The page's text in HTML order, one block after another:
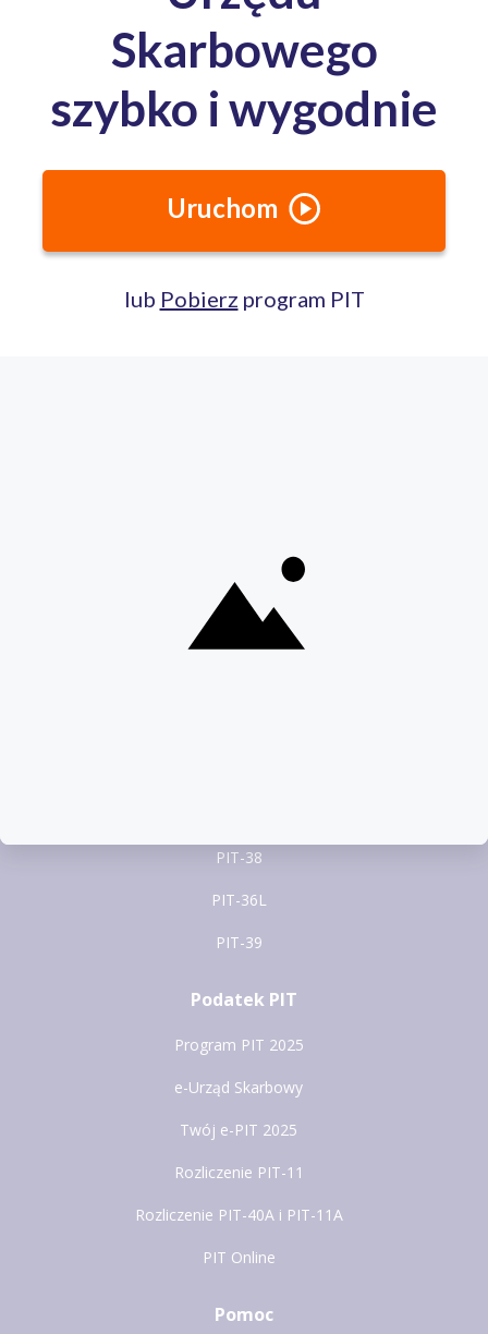
pomoc@pitax.pl
PIT-38
PIT-36L
PIT-39
Podatek PIT
Program PIT 2025
e-Urząd Skarbowy
Twój e-PIT 2025
Rozliczenie PIT-11
Rozliczenie PIT-40A i PIT-11A
PIT Online
Pomoc